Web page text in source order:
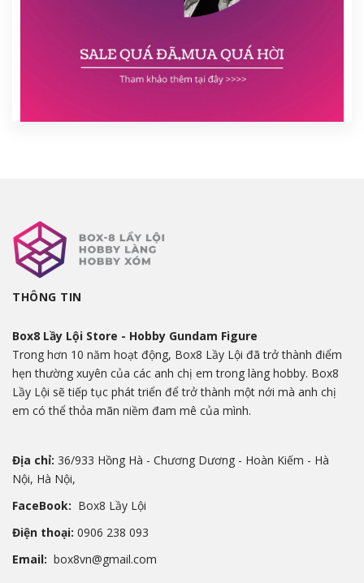
THÔNG TIN
Box8 Lầy Lội Store - Hobby Gundam Figure
Trong hơn 10 năm hoạt động, Box8 Lầy Lội đã trở thành điểm
hẹn thường xuyên của các anh chị em trong làng hobby. Box8
Lầy Lội sẽ tiếp tục phát triển để trở thành một nới mà anh chị
em có thể thỏa mãn niềm đam mê của mình.
Địa chỉ: 36/933 Hồng Hà - Chương Dương - Hoàn Kiếm - Hà
Nội, Hà Nội,
FaceBook: Box8 Lầy Lội
Điện thoại: 0906 238 093
Email: box8vn@gmail.com